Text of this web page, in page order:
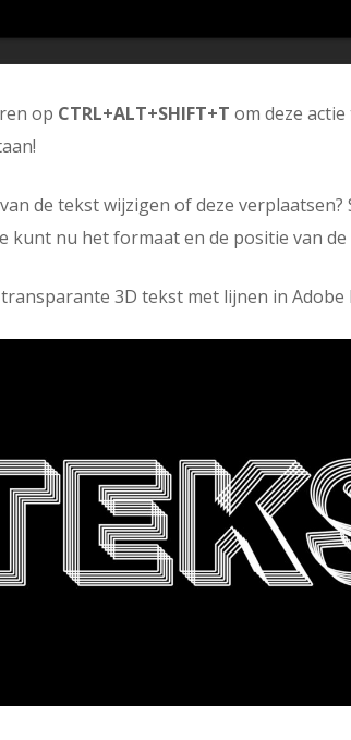
op CTRL+ALT+SHIFT+T om deze
de tekst wijzigen of deze verplaatsen?
kunt nu het formaat en de positie van
transparante 3D tekst met lijnen in Adobe